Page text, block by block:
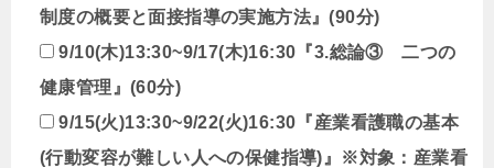
制度の概要と面接指導の実施方法』(90分)
9/10(木)13:30~9/17(木)16:30『3.総論③ 二つの
健康管理』(60分)
9/15(火)13:30~9/22(火)16:30『産業看護職の基本
(行動変容が難しい人への保健指導)』※対象：産業看